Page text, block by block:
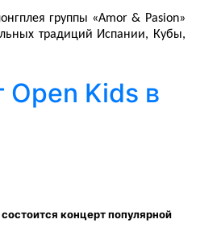
группы «Amor & Pasion»
традиций Испании, Кубы,
Open Kids в
концерт популярной